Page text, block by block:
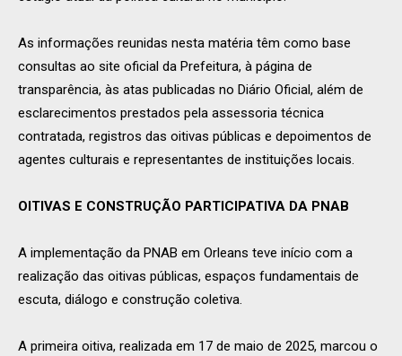
As informações reunidas nesta matéria têm como base
consultas ao site oficial da Prefeitura, à página de
transparência, às atas publicadas no Diário Oficial, além de
esclarecimentos prestados pela assessoria técnica
contratada, registros das oitivas públicas e depoimentos de
agentes culturais e representantes de instituições locais.
OITIVAS E CONSTRUÇÃO PARTICIPATIVA DA PNAB
A implementação da PNAB em Orleans teve início com a
realização das oitivas públicas, espaços fundamentais de
escuta, diálogo e construção coletiva.
A primeira oitiva, realizada em 17 de maio de 2025, marcou o